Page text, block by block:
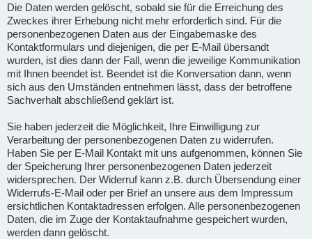
Die Daten werden gelöscht, sobald sie für die Erreichung des
Zweckes ihrer Erhebung nicht mehr erforderlich sind. Für die
personenbezogenen Daten aus der Eingabemaske des
Kontaktformulars und diejenigen, die per E-Mail übersandt
wurden, ist dies dann der Fall, wenn die jeweilige Kommunikation
mit Ihnen beendet ist. Beendet ist die Konversation dann, wenn
sich aus den Umständen entnehmen lässt, dass der betroffene
Sachverhalt abschließend geklärt ist.
Sie haben jederzeit die Möglichkeit, Ihre Einwilligung zur
Verarbeitung der personenbezogenen Daten zu widerrufen.
Haben Sie per E-Mail Kontakt mit uns aufgenommen, können Sie
der Speicherung Ihrer personenbezogenen Daten jederzeit
widersprechen. Der Widerruf kann z.B. durch Übersendung einer
Widerrufs-E-Mail oder per Brief an unsere aus dem Impressum
ersichtlichen Kontaktadressen erfolgen. Alle personenbezogenen
Daten, die im Zuge der Kontaktaufnahme gespeichert wurden,
werden dann gelöscht.